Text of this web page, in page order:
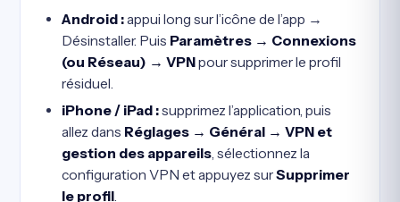
Android :appui long sur l’icône de l’app →
Désinstaller. Puis Paramètres → Connexions
(ou Réseau) → VPNpour supprimer le profil
résiduel.
iPhone / iPad :supprimez l’application, puis
allez dans Réglages → Général → VPN et
gestion des appareils, sélectionnez la
configuration VPN et appuyez surSupprimer
le profil.